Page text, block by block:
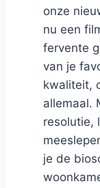
onze
nu een
fervente
van je
kwaliteit,
allemaal.
resolutie,
je de